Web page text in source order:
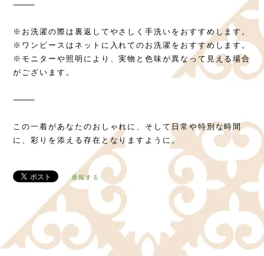
⸻
※お洗濯の際は裏返してやさしく手洗いをおすすめします。
※ワンピースはネットに入れてのお洗濯をおすすめします。
※モニターや照明により、実物と色味が異なって見える場合
がございます。
⸻
この一着があなたのおしゃれに、そして日常や特別な時間
に、彩りを添える存在となりますように。
通報する